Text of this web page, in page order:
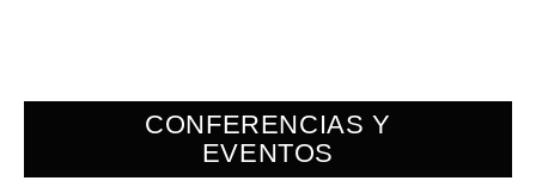
CONFERENCIAS Y
EVENTOS